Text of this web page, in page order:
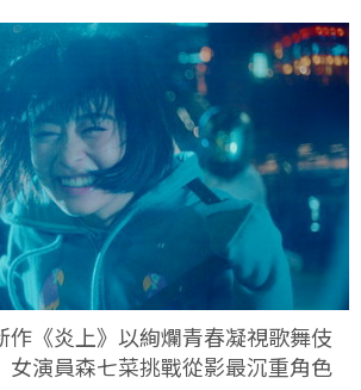
作《炎上》以絢爛青春凝視歌舞伎
女演員森七菜挑戰從影最沉重角色